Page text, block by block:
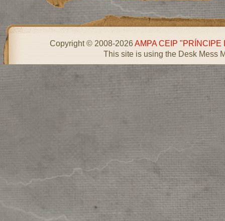
Copyright © 2008-2026AMPA CEIP "PRÍNCIPE
This site is using the Desk Mess